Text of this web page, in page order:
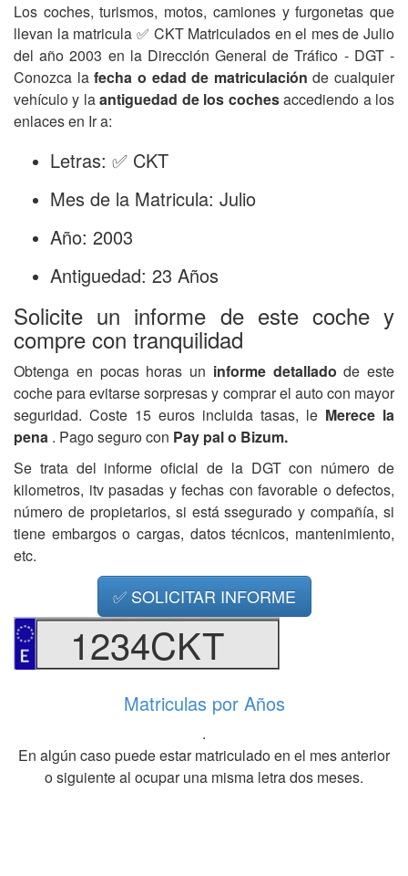
Los coches, turismos, motos, camiones y furgonetas que
llevan la matricula ✅ CKT Matriculados en el mes de Julio
del año 2003 en la Dirección General de Tráfico - DGT -
Conozca lafecha o edad de matriculación de cualquier
vehículo y laantiguedad de los cochesaccediendo a los
enlaces en Ir a:
Letras: ✅ CKT
Mes de la Matricula: Julio
Año: 2003
Antiguedad: 23 Años
Solicite un informe de este coche y
compre con tranquilidad
Obtenga en pocas horas un informe detalladode este
coche para evitarse sorpresas y comprar el auto con mayor
seguridad. Coste 15 euros incluida tasas, le Merece la
pena . Pago seguro con Pay pal o Bizum.
Se trata del informe oficial de la DGT con número de
kilometros, itv pasadas y fechas con favorable o defectos,
número de propietarios, si está ssegurado y compañía, si
tiene embargos o cargas, datos técnicos, mantenimiento,
etc.
✅ SOLICITAR INFORME
1234CKT
Matriculas por Años
.
En algún caso puede estar matriculado en el mes anterior
o siguiente al ocupar una misma letra dos meses.